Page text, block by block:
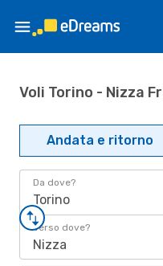
Voli Torino - Nizza
Andata e ritorno
Da dove?
Torino
Verso dove?
Nizza